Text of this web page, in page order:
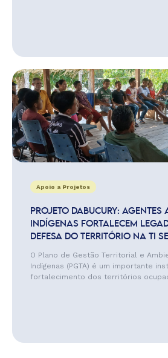
Apoio a Projetos
PROJETO DABUCURY: AGENTES
INDÍGENAS FORTALECEM
DEFESA DO TERRITÓRIO NA TI
O Plano de Gestão Territorial e
Indígenas (PGTA) é um importante
fortalecimento dos territórios